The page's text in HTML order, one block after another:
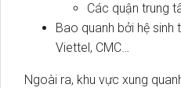
Các quận trung
Bao quanh bởi hệ sinh
Viettel, CMC…
Ngoài ra, khu vực xung